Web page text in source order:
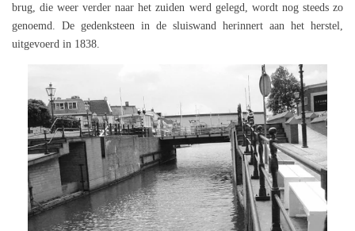
brug, die weer verder naar het zuiden werd gelegd, wordt nog steeds zo
genoemd. De gedenksteen in de sluiswand herinnert aan het herstel,
uitgevoerd in 1838.